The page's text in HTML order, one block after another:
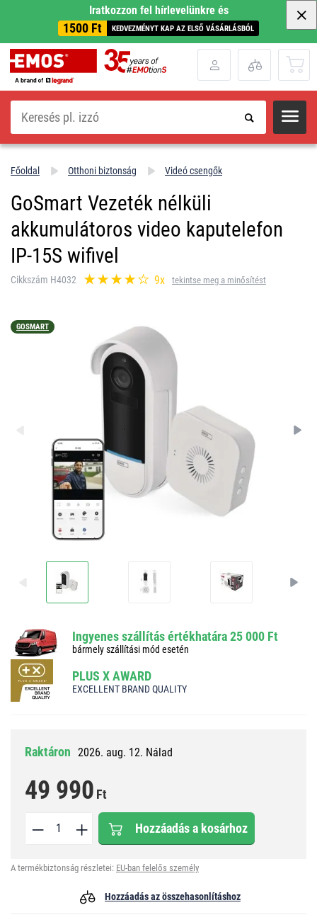
Iratkozzon fel hírlevelünkre és
1500 Ft KEDVEZMÉNYT KAP AZ ELSŐ VÁSÁRLÁSBÓL
Keresés
Főoldal Otthoni biztonság Videó csengők
GoSmart Vezeték nélküli
akkumulátoros video kaputelefon
IP-15S wifivel
Cikkszám H4032 9x tekintse meg a minősítést
GOSMART
Ingyenes szállítás értékhatára 25 000 Ft
bármely szállítási mód esetén
PLUS X AWARD
EXCELLENT BRAND QUALITY
Raktáron 2026. aug. 12. Nálad
49 990 Ft
Hozzáadás a kosárhoz
A termékbiztonság részletei: EU-ban felelős személy
Hozzáadás az összehasonlításhoz